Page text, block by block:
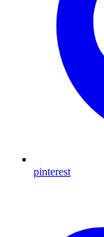
pinterest